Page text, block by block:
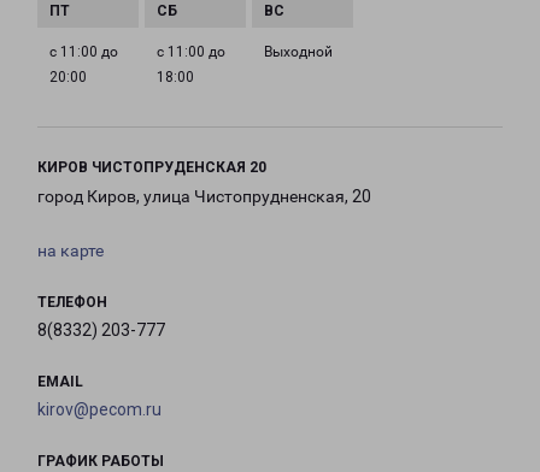
с 11:00 до
20:00
с 11:00 до
18:00
Выходной
КИРОВ ЧИСТОПРУДЕНСКАЯ 20
город Киров, улица Чистопрудненская, 20
на карте
ТЕЛЕФОН
8(8332) 203-777
EMAIL
kirov@pecom.ru
ГРАФИК РАБОТЫ